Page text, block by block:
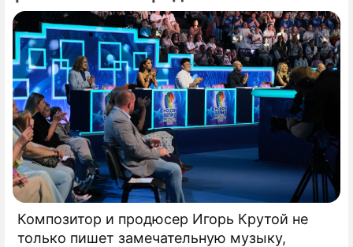
прошёл уже в четвертый раз. Кстово
настолько живописно, что его окрестности
часто становятся натурой для съемок
фильмов.
Композитор и продюсер Игорь Крутой не
только пишет замечательную музыку,